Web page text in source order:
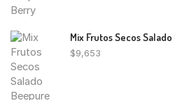
Mix Frutos Secos
$9,653